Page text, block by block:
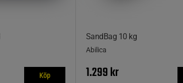
Köp
SandBag 10 kg
Abilica
1.299 kr